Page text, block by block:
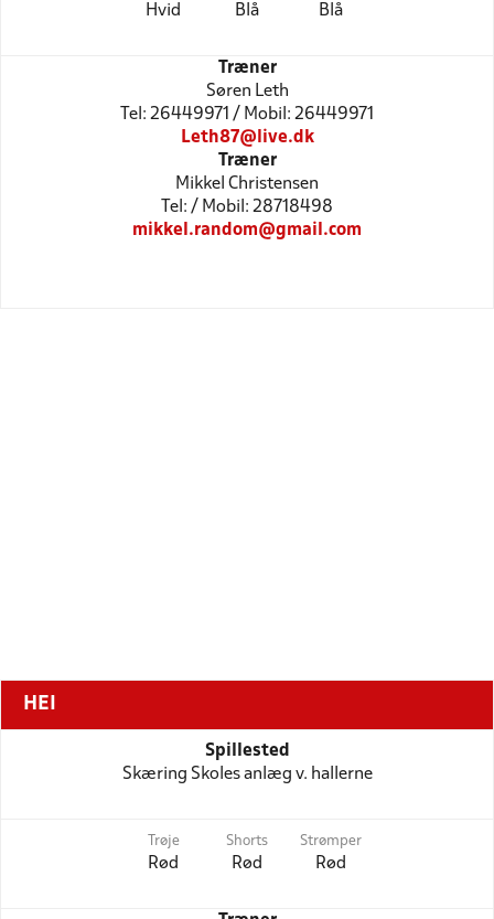
Hvid Blå Blå
Træner
Søren Leth
Tel: 26449971 / Mobil: 26449971
Leth87@live.dk
Træner
Mikkel Christensen
Tel: / Mobil: 28718498
mikkel.random@gmail.com
HEI
Spillested
Skæring Skoles anlæg v. hallerne
Trøje
Rød
Shorts
Rød
Strømper
Rød